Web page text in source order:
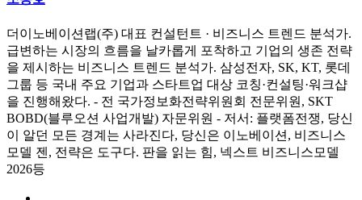
더이노베이션랩(주) 대표 컨설턴트 · 비즈니스 트렌드 분석가.
급변하는 시장의 흐름을 날카롭게 포착하고 기업의 생존 전략
을 제시하는 비즈니스 트렌드 분석가. 삼성전자, SK, KT, 롯데
그룹 등 국내 주요 기업과 스타트업 대상 코칭·컨설팅·워크샵
을 진행해왔다. - 전 국가정보화전략위원회 전문위원, SKT
BOBD(블루오션 사업개발) 자문위원 - 저서: 플랫폼전쟁, 당신
이 알던 모든 경계는 사라진다, 당신은 이노베이션, 비즈니스
모델 젠, 전략은 도구다. 판을 읽는 힘, 넥스트 비즈니스모델
2026등